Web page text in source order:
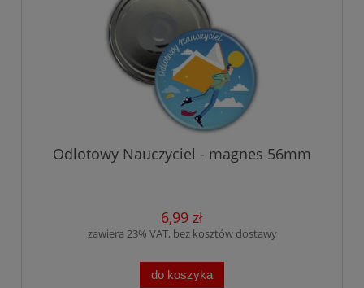
Odlotowy Nauczyciel - magnes 56mm
6,99 zł
zawiera 23% VAT, bez kosztów dostawy
do koszyka